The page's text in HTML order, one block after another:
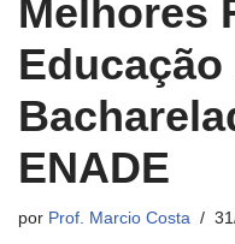
Melhores
ENADE
por Prof. Marcio Costa